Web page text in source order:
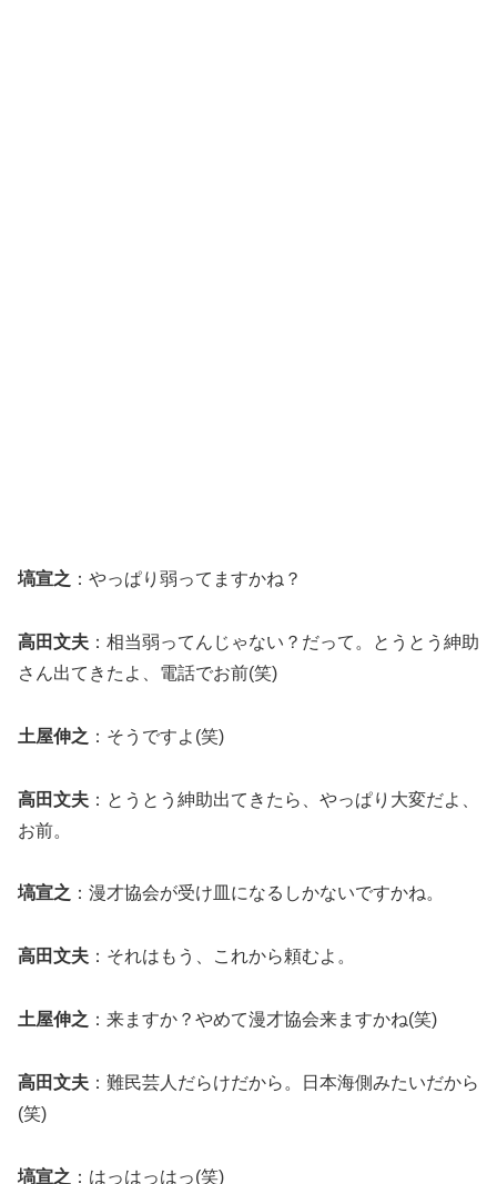
塙宣之 ：やっぱり弱ってますかね？
高田文夫 ：相当弱ってんじゃない？だって。とうとう紳助
さん出てきたよ、電話でお前(笑)
土屋伸之 ：そうですよ(笑)
高田文夫 ：とうとう紳助出てきたら、やっぱり大変だよ、
お前。
塙宣之 ：漫才協会が受け皿になるしかないですかね。
高田文夫 ：それはもう、これから頼むよ。
土屋伸之 ：来ますか？やめて漫才協会来ますかね(笑)
高田文夫 ：難民芸人だらけだから。日本海側みたいだから
(笑)
塙宣之 ：はっはっはっ(笑)